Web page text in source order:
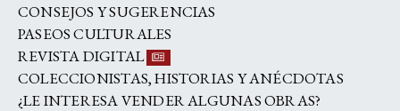
CONSEJOS Y SUGERENCIAS
PASEOS CULTURALES
REVISTA DIGITAL
COLECCIONISTAS, HISTORIAS Y ANÉCDOTAS
¿LE INTERESA VENDER ALGUNAS OBRAS?